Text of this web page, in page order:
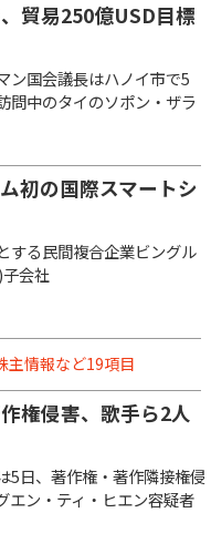
貿易250億USD目標
ン国会議長はハノイ市で5
問中のタイのソポン・ザラ
初の国際スマートシ
する民間複合企業ビングル
会社
主情報など19項目
権侵害、歌手ら2人
5日、著作権・著作隣接権侵
エン・ティ・ヒエン容疑者